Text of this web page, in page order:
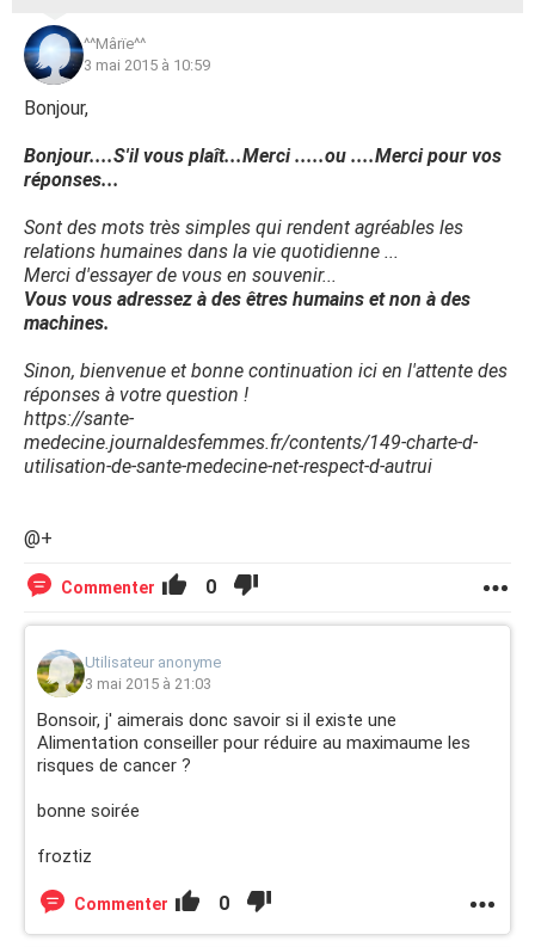
^^Mârïe^^
3 mai 2015 à 10:59
Bonjour,
Bonjour....S'il vous plaît...Merci .....ou ....Merci pour vos
réponses...
Sont des mots très simples qui rendent agréables les
relations humaines dans la vie quotidienne ...
Merci d'essayer de vous en souvenir...
Vous vous adressez à des êtres humains et non à des
machines.
Sinon, bienvenue et bonne continuation ici en l'attente des
réponses à votre question !
https://sante-
medecine.journaldesfemmes.fr/contents/149-charte-d-
utilisation-de-sante-medecine-net-respect-d-autrui
@+
Commenter 0
Utilisateur anonyme
3 mai 2015 à 21:03
Bonsoir, j' aimerais donc savoir si il existe une
Alimentation conseiller pour réduire au maximaume les
risques de cancer ?
bonne soirée
froztiz
Commenter 0